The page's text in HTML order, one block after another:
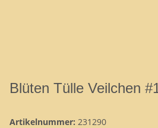
Blüten Tülle Veilchen
Artikelnummer: 231290